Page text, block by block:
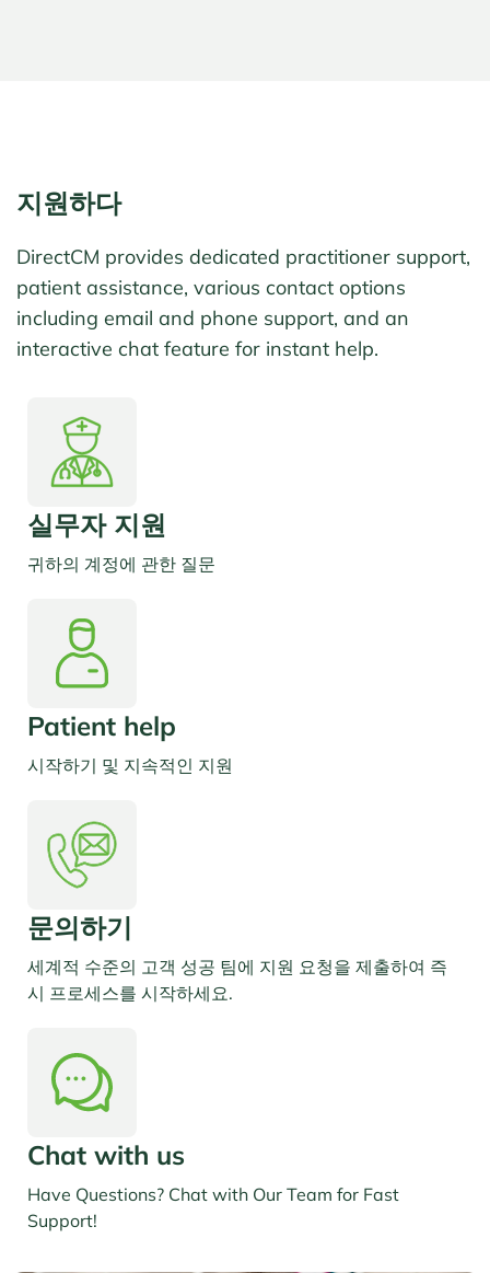
지원하다
DirectCM provides dedicated practitioner support,
patient assistance, various contact options
including email and phone support, and an
interactive chat feature for instant help.
실무자 지원
귀하의 계정에 관한 질문
Patient help
시작하기 및 지속적인 지원
문의하기
세계적 수준의 고객 성공 팀에 지원 요청을 제출하여 즉
시 프로세스를 시작하세요.
Chat with us
Have Questions? Chat with Our Team for Fast
Support!